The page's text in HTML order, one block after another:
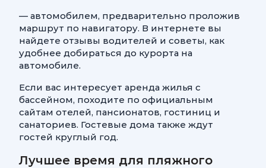
— автомобилем, предварительно проложив
маршрут по навигатору. В интернете вы
найдете отзывы водителей и советы, как
удобнее добираться до курорта на
автомобиле.
Если вас интересует аренда жилья с
бассейном, походите по официальным
сайтам отелей, пансионатов, гостиниц и
санаториев. Гостевые дома также ждут
гостей круглый год.
Лучшее время для пляжного